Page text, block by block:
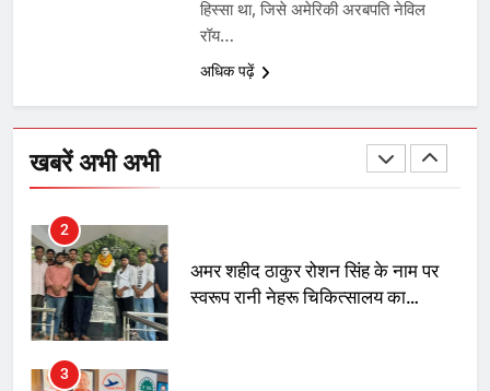
हिस्सा था, जिसे अमेरिकी अरबपति नेविल
रॉय…
अधिक पढ़ें
खबरें अभी अभी
दिल्ली कोर्ट ने IRCTC घोटाले में आरोप
तय किए
SRN अस्पताल का नाम अमर शहीद ठाकुर
रोशन सिंह के नाम पर करने की मांग तेज
2
अमर शहीद ठाकुर रोशन सिंह के नाम पर
स्वरूप रानी नेहरू चिकित्सालय का
3